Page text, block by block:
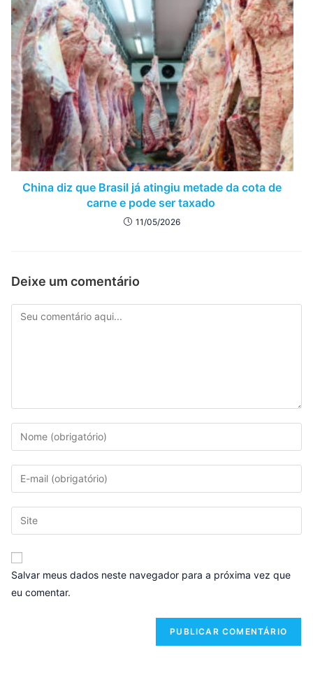
China diz que Brasil já atingiu metade da cota de
carne e pode ser taxado
11/05/2026
Deixe um comentário
Salvar meus dados neste navegador para a próxima vez que
eu comentar.